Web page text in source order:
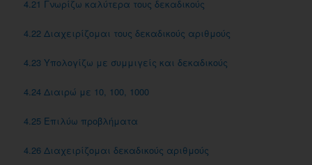
4.21 Γνωρίζω καλύτερα τους δεκαδικούς
4.22 Διαχειρίζομαι τους δεκαδικούς αριθμούς
4.23 Υπολογίζω με συμμιγείς και δεκαδικούς
4.24 Διαιρώ με 10, 100, 1000
4.25 Επιλύω προβλήματα
4.26 Διαχειρίζομαι δεκαδικούς αριθμούς